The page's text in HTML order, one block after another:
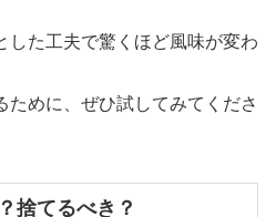
した工夫で驚くほど風味が変わ
ために、ぜひ試してみてくださ
捨てるべき？